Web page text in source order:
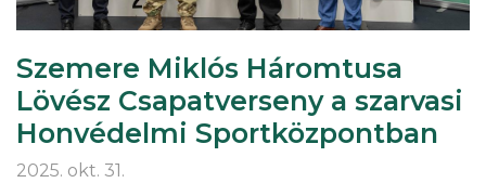
Szemere Miklós Háromtusa
Lövész Csapatverseny a szarvasi
Honvédelmi Sportközpontban
2025. okt. 31.